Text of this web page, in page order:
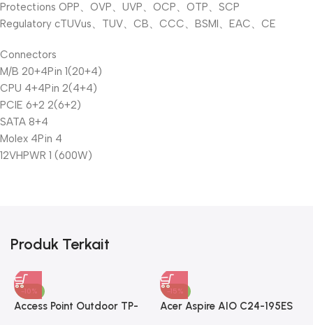
Protections OPP、OVP、UVP、OCP、OTP、SCP
Regulatory cTUVus、TUV、CB、CCC、BSMI、EAC、CE
Connectors
M/B 20+4Pin 1(20+4)
CPU 4+4Pin 2(4+4)
PCIE 6+2 2(6+2)
SATA 8+4
Molex 4Pin 4
12VHPWR 1 (600W)
Produk Terkait
-10%
Access Point Outdoor TP-
-15%
Acer Aspire AIO C24-195ES